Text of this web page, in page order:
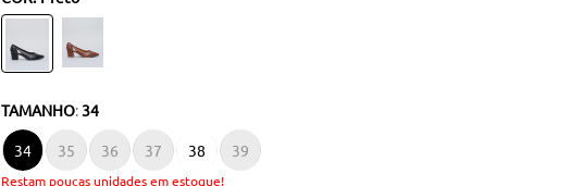
TAMANHO: 34
34 35 36 37 38 39
Restam poucas unidades em estoque!